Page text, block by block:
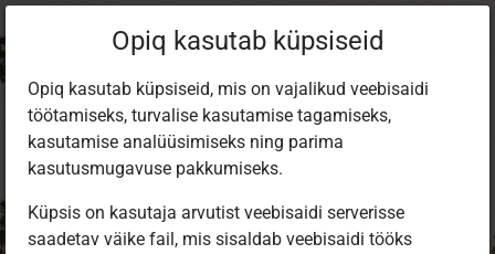
Opiq kasutab küpsiseid
Opiq kasutab küpsiseid, mis on vajalikud veebisaidi
töötamiseks, turvalise kasutamise tagamiseks,
kasutamise analüüsimiseks ning parima
kasutusmugavuse pakkumiseks.
Küpsis on kasutaja arvutist veebisaidi serverisse
saadetav väike fail, mis sisaldab veebisaidi tööks